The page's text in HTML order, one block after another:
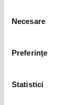
consimțământului
Necesare
Preferinţe
Statistici
conține accesorii
asemenea, unele